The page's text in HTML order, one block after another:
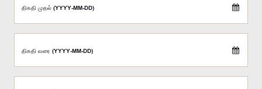
திகதி முதல் (YYYY-MM-DD)
திகதி வரை (YYYY-MM-DD)